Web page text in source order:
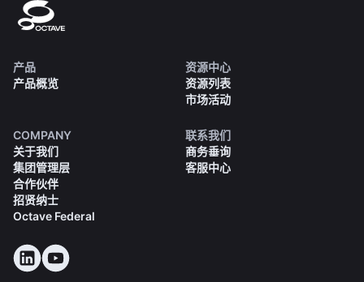
产品
产品概览
资源中心
资源列表
市场活动
COMPANY
关于我们
集团管理层
合作伙伴
招贤纳士
Octave Federal
联系我们
商务垂询
客服中心